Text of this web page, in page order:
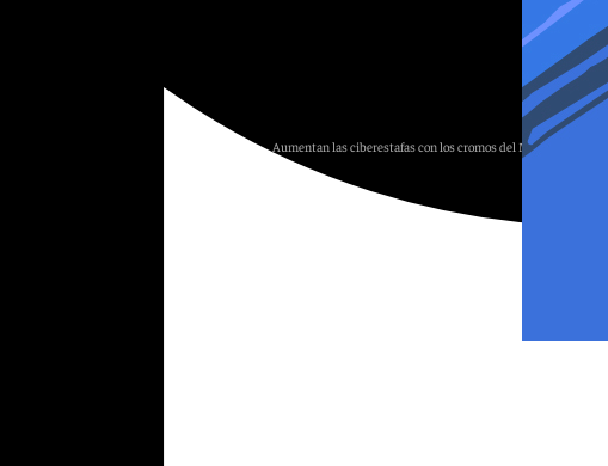
Aumentan las ciberestafas con los cromos del Mundial 2026.